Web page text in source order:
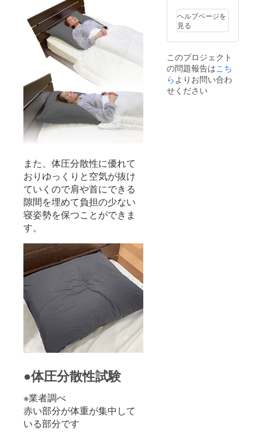
また、体圧分散性に優れて
おりゆっくりと空気が抜け
ていくので肩や首にできる
隙間を埋めて負担の少ない
寝姿勢を保つことができま
す。
●体圧分散性試験
※業者調べ
赤い部分が体重が集中して
いる部分です
ヘルプページを
見る
このプロジェクト
の問題報告はこち
ら よりお問い合わ
せください